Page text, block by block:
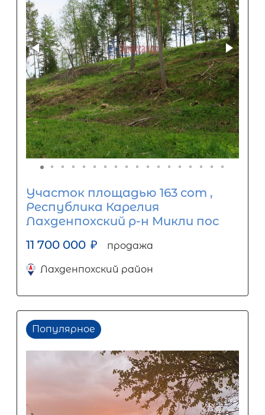
Участок площадью 163 сот ,
Республика Карелия
Лахденпохский р-н Микли пос
11 700 000 ₽ продажа
Лахденпохский район
Популярное